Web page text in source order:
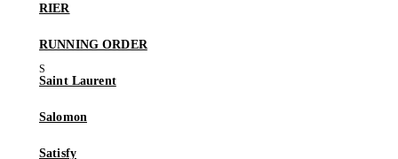
RIER
RUNNING ORDER
Saint Laurent
Salomon
Satisfy